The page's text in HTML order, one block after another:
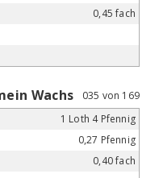
0,45 fach
Wachs
035 von 169
1 Loth 4 Pfennig
0,27 Pfennig
0,40 fach